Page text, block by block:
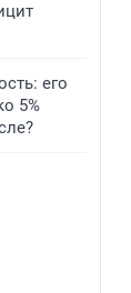
его
5%